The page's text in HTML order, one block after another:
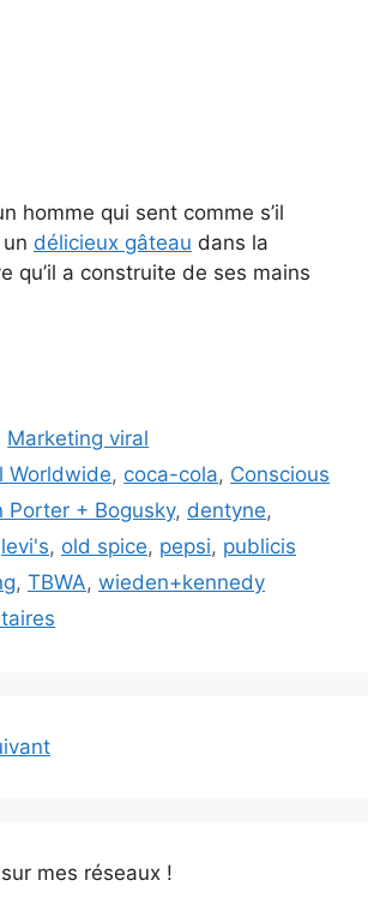
homme qui sent comme s’il
délicieux gâteau dans la
qu’il a construite de ses mains
Marketing viral
Worldwide, coca-cola, Conscious
Porter + Bogusky, dentyne,
levi's, old spice, pepsi, publicis
, TBWA, wieden+kennedy
mes réseaux !